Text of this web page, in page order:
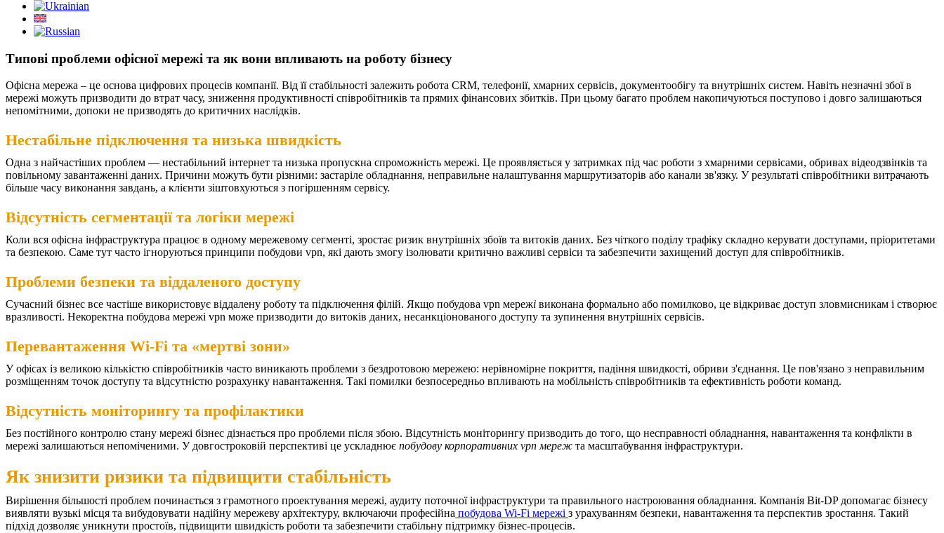
Типові проблеми офісної мережі та як вони впливають на роботу бізнесу
Офісна мережа – це основа цифрових процесів компанії. Від її стабільності залежить робота CRM, телефонії, хмарних сервісів, документообігу та внутрішніх систем. Навіть незначні збої в
мережі можуть призводити до втрат часу, зниження продуктивності співробітників та прямих фінансових збитків. При цьому багато проблем накопичуються поступово і довго залишаються
непомітними, допоки не призводять до критичних наслідків.
Нестабільне підключення та низька швидкість
Одна з найчастіших проблем — нестабільний інтернет та низька пропускна спроможність мережі. Це проявляється у затримках під час роботи з хмарними сервісами, обривах відеодзвінків та
повільному завантаженні даних. Причини можуть бути різними: застаріле обладнання, неправильне налаштування маршрутизаторів або канали зв'язку. У результаті співробітники витрачають
більше часу виконання завдань, а клієнти зіштовхуються з погіршенням сервісу.
Відсутність сегментації та логіки мережі
Коли вся офісна інфраструктура працює в одному мережевому сегменті, зростає ризик внутрішніх збоїв та витоків даних. Без чіткого поділу трафіку складно керувати доступами, пріоритетами
та безпекою. Саме тут часто ігноруються принципи побудови vpn, які дають змогу ізолювати критично важливі сервіси та забезпечити захищений доступ для співробітників.
Проблеми безпеки та віддаленого доступу
Сучасний бізнес все частіше використовує віддалену роботу та підключення філій. Якщо побудова vpn мережі виконана формально або помилково, це відкриває доступ зловмисникам і створює
вразливості. Некоректна побудова мережі vpn може призводити до витоків даних, несанкціонованого доступу та зупинення внутрішніх сервісів.
Перевантаження Wi-Fi та «мертві зони»
У офісах із великою кількістю співробітників часто виникають проблеми з бездротовою мережею: нерівномірне покриття, падіння швидкості, обриви з'єднання. Це пов'язано з неправильним
розміщенням точок доступу та відсутністю розрахунку навантаження. Такі помилки безпосередньо впливають на мобільність співробітників та ефективність роботи команд.
Відсутність моніторингу та профілактики
Без постійного контролю стану мережі бізнес дізнається про проблеми після збою. Відсутність моніторингу призводить до того, що несправності обладнання, навантаження та конфлікти в
мережі залишаються непоміченими. У довгостроковій перспективі це ускладнює побудову корпоративних vpn мереж та масштабування інфраструктури.
Як знизити ризики та підвищити стабільність
Вирішення більшості проблем починається з грамотного проектування мережі, аудиту поточної інфраструктури та правильного настроювання обладнання. Компанія Bit-DP допомагає бізнесу
виявляти вузькі місця та вибудовувати надійну мережеву архітектуру, включаючи професійна побудова Wi-Fi мережі з урахуванням безпеки, навантаження та перспектив зростання. Такий
підхід дозволяє уникнути простоїв, підвищити швидкість роботи та забезпечити стабільну підтримку бізнес-процесів.